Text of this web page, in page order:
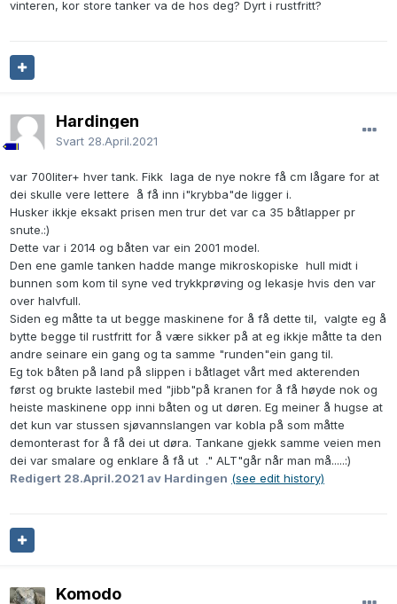
vinteren, kor store tanker va de hos deg? Dyrt i rustfritt?
Hardingen
Svart 28.April.2021
var 700liter+ hver tank. Fikk laga de nye nokre få cm lågare for at
dei skulle vere lettere å få inn i"krybba"de ligger i.
Husker ikkje eksakt prisen men trur det var ca 35 båtlapper pr
snute.:)
Dette var i 2014 og båten var ein 2001 model.
Den ene gamle tanken hadde mange mikroskopiske hull midt i
bunnen som kom til syne ved trykkprøving og lekasje hvis den var
over halvfull.
Siden eg måtte ta ut begge maskinene for å få dette til, valgte eg å
bytte begge til rustfritt for å være sikker på at eg ikkje måtte ta den
andre seinare ein gang og ta samme "runden"ein gang til.
Eg tok båten på land på slippen i båtlaget vårt med akterenden
først og brukte lastebil med "jibb"på kranen for å få høyde nok og
heiste maskinene opp inni båten og ut døren. Eg meiner å hugse at
det kun var stussen sjøvannslangen var kobla på som måtte
demonterast for å få dei ut døra. Tankane gjekk samme veien men
dei var smalare og enklare å få ut ." ALT"går når man må.....:)
Redigert 28.April.2021 av Hardingen (see edit history)
Komodo